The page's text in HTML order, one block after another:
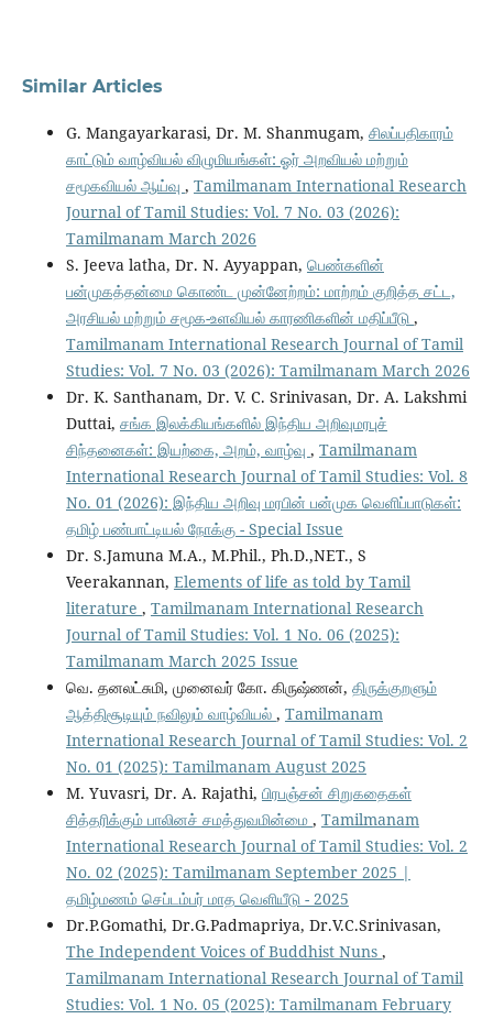
Similar Articles
G. Mangayarkarasi, Dr. M. Shanmugam, சிலப்பதிகாரம்
காட்டும் வாழ்வியல் விழுமியங்கள்: ஓர் அறவியல் மற்றும்
சமூகவியல் ஆய்வு , Tamilmanam International Research
Journal of Tamil Studies: Vol. 7 No. 03 (2026):
Tamilmanam March 2026
S. Jeeva latha, Dr. N. Ayyappan, பெண்களின்
பன்முகத்தன்மை கொண்ட முன்னேற்றம்: மாற்றம் குறித்த சட்ட,
அரசியல் மற்றும் சமூக-உளவியல் காரணிகளின் மதிப்பீடு ,
Tamilmanam International Research Journal of Tamil
Studies: Vol. 7 No. 03 (2026): Tamilmanam March 2026
Dr. K. Santhanam, Dr. V. C. Srinivasan, Dr. A. Lakshmi
Duttai, சங்க இலக்கியங்களில் இந்திய அறிவுமரபுச்
சிந்தனைகள்: இயற்கை, அறம், வாழ்வு , Tamilmanam
International Research Journal of Tamil Studies: Vol. 8
No. 01 (2026): இந்திய அறிவு மரபின் பன்முக வெளிப்பாடுகள்:
தமிழ் பண்பாட்டியல் நோக்கு - Special Issue
Dr. S.Jamuna M.A., M.Phil., Ph.D.,NET., S
Veerakannan, Elements of life as told by Tamil
literature , Tamilmanam International Research
Journal of Tamil Studies: Vol. 1 No. 06 (2025):
Tamilmanam March 2025 Issue
வெ. தனலட்சுமி, முனைவர் கோ. கிருஷ்ணன், திருக்குறளும்
ஆத்திசூடியும் நவிலும் வாழ்வியல் , Tamilmanam
International Research Journal of Tamil Studies: Vol. 2
No. 01 (2025): Tamilmanam August 2025
M. Yuvasri, Dr. A. Rajathi, பிரபஞ்சன் சிறுகதைகள்
சித்தரிக்கும் பாலினச் சமத்துவமின்மை , Tamilmanam
International Research Journal of Tamil Studies: Vol. 2
No. 02 (2025): Tamilmanam September 2025 |
தமிழ்மணம் செப்டம்பர் மாத வெளியீடு - 2025
Dr.P.Gomathi, Dr.G.Padmapriya, Dr.V.C.Srinivasan,
The Independent Voices of Buddhist Nuns ,
Tamilmanam International Research Journal of Tamil
Studies: Vol. 1 No. 05 (2025): Tamilmanam February